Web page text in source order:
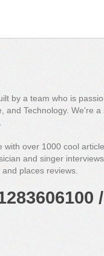
by a team who is
and Technology. We're a
with over 1000 cool
and singer
places reviews.